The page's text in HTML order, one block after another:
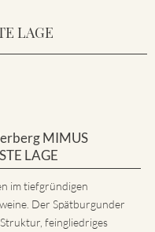
LAGE
MIMUS
LAGE
im tiefgründigen
Der Spätburgunder
feingliedriges